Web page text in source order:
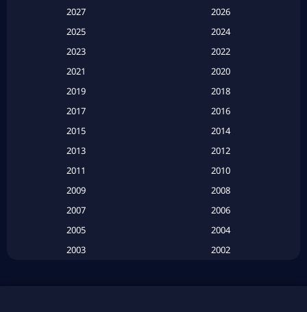
Based on a True Story สร้างจากเรื่องจริง(2)
Based on a True Story เรื่องจริง (16)
2027
2026
2025
2024
2023
2022
2021
2020
2019
2018
2017
2016
2015
2014
2013
2012
2011
2010
2009
2008
2007
2006
2005
2004
2003
2002